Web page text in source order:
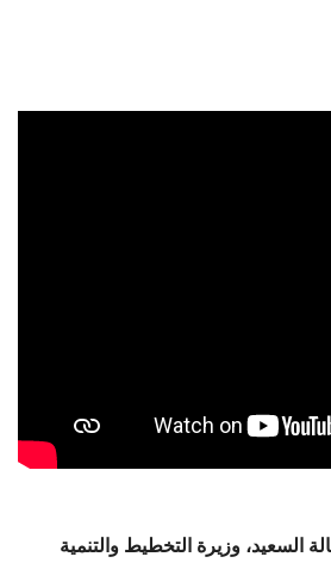
السعيد، وزيرة التخطيط والتنمية